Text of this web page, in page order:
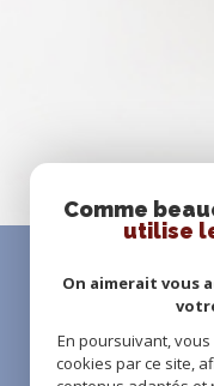
Comme
utilise
On aimerait vous
En poursuivant,
cookies par ce site,